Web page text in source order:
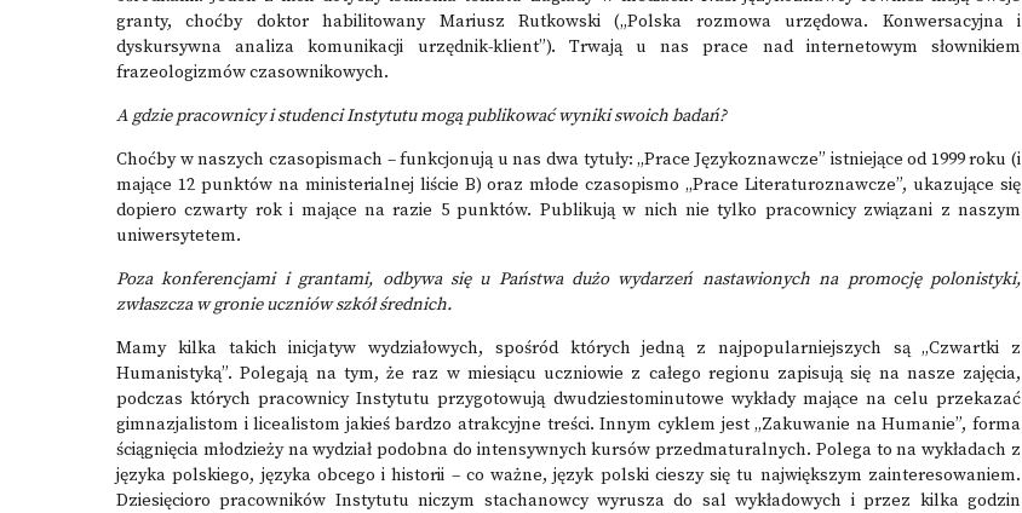
granty, choćby doktor habilitowany Mariusz Rutkowski („Polska rozmowa urzędowa. Konwersacyjna i
dyskursywna analiza komunikacji urzędnik-klient”). Trwają u nas prace nad internetowym słownikiem
frazeologizmów czasownikowych.
A gdzie pracownicy i studenci Instytutu mogą publikować wyniki swoich badań?
Choćby w naszych czasopismach – funkcjonują u nas dwa tytuły:„Prace Językoznawcze” istniejące od 1999 roku (i
mające 12 punktów na ministerialnej liście B) oraz młode czasopismo„Prace Literaturoznawcze”, ukazujące się
dopiero czwarty rok i mające na razie 5 punktów. Publikują w nich nie tylko pracownicy związani z naszym
uniwersytetem.
Poza konferencjami i grantami, odbywa się u Państwa dużo wydarzeń nastawionych na promocję polonistyki,
zwłaszcza w gronie uczniów szkół średnich.
Mamy kilka takich inicjatyw wydziałowych, spośród których jedną z najpopularniejszych są„Czwartki z
Humanistyką”. Polegają na tym, że raz w miesiącu uczniowie z całego regionu zapisują się na nasze zajęcia,
podczas których pracownicy Instytutu przygotowują dwudziestominutowe wykłady mające na celu przekazać
gimnazjalistom i licealistom jakieś bardzo atrakcyjne treści. Innym cyklem jest„Zakuwanie na Humanie”, forma
ściągnięcia młodzieży na wydział podobna do intensywnych kursów przedmaturalnych. Polega to na wykładach z
języka polskiego, języka obcego i historii – co ważne, język polski cieszy się tu największym zainteresowaniem.
Dziesięcioro pracowników Instytutu niczym stachanowcy wyrusza do sal wykładowych i przez kilka godzin